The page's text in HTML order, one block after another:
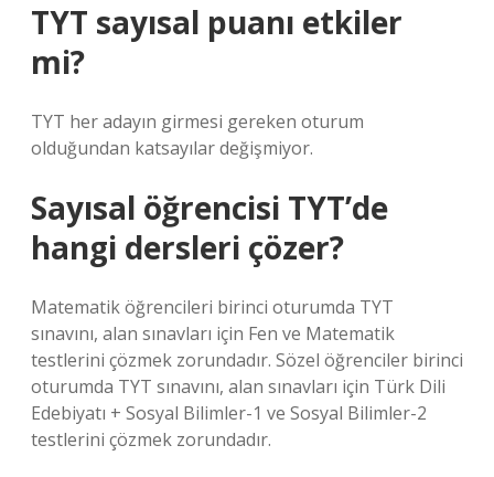
TYT sayısal puanı etkiler
mi?
TYT her adayın girmesi gereken oturum
olduğundan katsayılar değişmiyor.
Sayısal öğrencisi TYT’de
hangi dersleri çözer?
Matematik öğrencileri birinci oturumda TYT
sınavını, alan sınavları için Fen ve Matematik
testlerini çözmek zorundadır. Sözel öğrenciler birinci
oturumda TYT sınavını, alan sınavları için Türk Dili
Edebiyatı + Sosyal Bilimler-1 ve Sosyal Bilimler-2
testlerini çözmek zorundadır.